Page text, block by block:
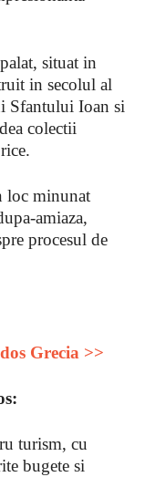
situat in
in secolul al
Sfantului Ioan si
colectii
loc minunat
amiaza,
procesul de
Grecia >>
turism, cu
bugete si